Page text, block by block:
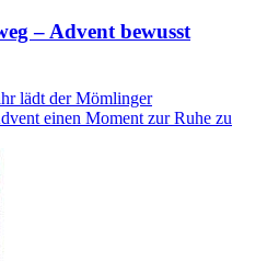
– Advent bewusst
lädt der Mömlinger
einen Moment zur Ruhe zu